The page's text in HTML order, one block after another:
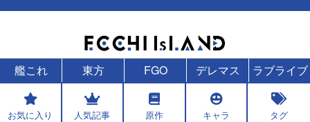
艦これ 東方 FGO デレマス ラブライブ
お気に入り 人気記事 原作 キャラ タグ